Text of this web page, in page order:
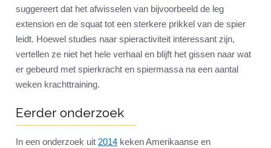
suggereert dat het afwisselen van bijvoorbeeld de leg
extension en de squat tot een sterkere prikkel van de spier
leidt. Hoewel studies naar spieractiviteit interessant zijn,
vertellen ze niet het hele verhaal en blijft het gissen naar wat
er gebeurd met spierkracht en spiermassa na een aantal
weken krachttraining.
Eerder onderzoek
In een onderzoek uit 2014 keken Amerikaanse en